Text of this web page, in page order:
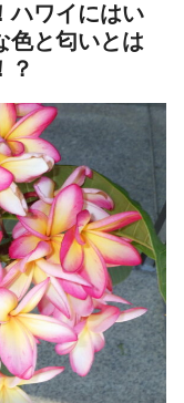
ハワイにはい
色と匂いとは
？